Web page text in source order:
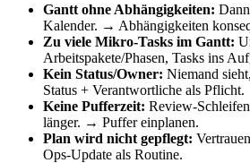
Gantt ohne Abhängigkeiten:
Kalender. → Abhängigkeiten
Zu viele Mikro-Tasks im Gantt:
Arbeitspakete/Phasen, Tasks ins
Kein Status/Owner: Niemand
Status + Verantwortliche als Pflicht.
Keine Pufferzeit: Review-
länger. → Puffer einplanen.
Plan wird nicht gepflegt:
Ops-Update als Routine.